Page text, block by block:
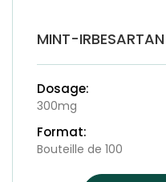
MINT-IRBESARTAN
Dosage:
300mg
Format:
Bouteille de 100